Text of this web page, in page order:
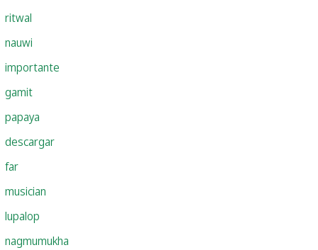
ritwal
nauwi
importante
gamit
papaya
descargar
far
musician
lupalop
nagmumukha